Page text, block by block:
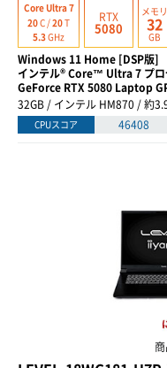
Core Ultra 7
20C /20T
5.3GHz
RTX
5080
メモリ
32
GB
Windows 11 Home [DSP版]
インテル® Core™ Ultra 7 プ
GeForce RTX 5080 Laptop
32GB / インテル HM870 / 約
CPUスコア 46408